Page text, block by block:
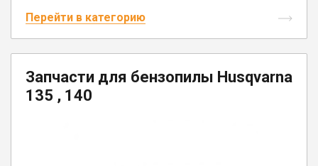
Перейти в категорию
Запчасти для бензопилы Husqvarna
135 , 140